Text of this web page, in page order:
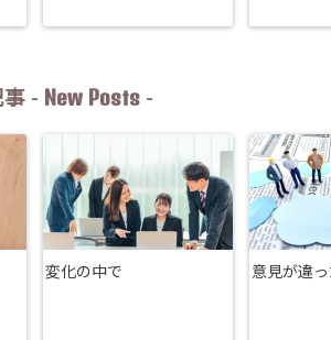
事 - New Posts -
変化の中で 意見が違っ